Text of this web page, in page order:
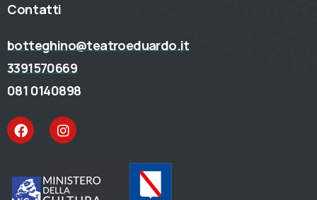
Contatti
botteghino@teatroeduardo.it
3391570669
081 0140898